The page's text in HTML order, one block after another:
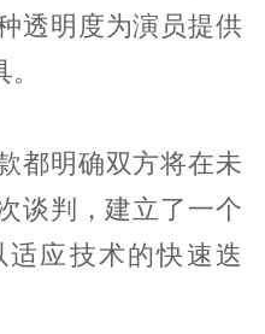
透明度为演员提供
都明确双方将在未
谈判，建立了一个
应技术的快速迭